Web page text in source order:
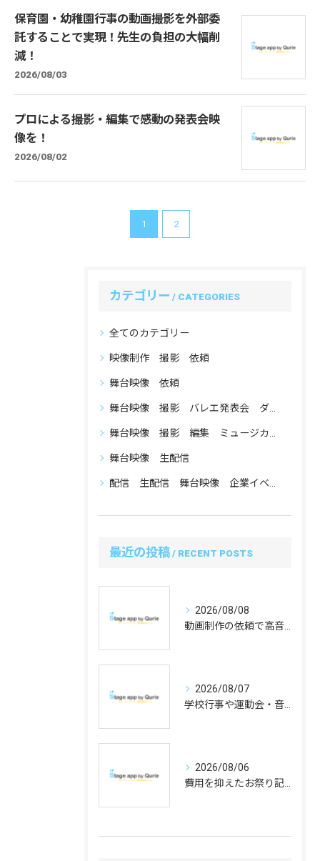
保育園・幼稚園行事の動画撮影を外部委
託することで実現！先生の負担の大幅削
減！
2026/08/03
プロによる撮影・編集で感動の発表会映
像を！
2026/08/02
1 2
カテゴリー CATEGORIES
全てのカテゴリー
映像制作 撮影 依頼
舞台映像 依頼
舞台映像 撮影 バレエ発表会 ダンス発表会
舞台映像 撮影 編集 ミュージカル 小劇場
舞台映像 生配信
配信 生配信 舞台映像 企業イベント
最近の投稿 RECENT POSTS
2026/08/08
2026/08/07
2026/08/06